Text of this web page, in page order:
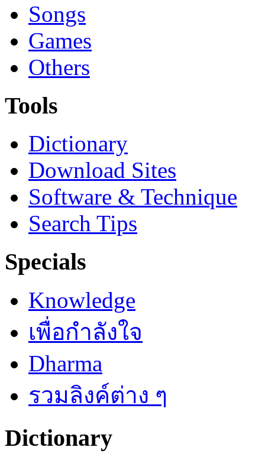
Songs
Games
Others
Tools
Dictionary
Download Sites
Software & Technique
Search Tips
Specials
Knowledge
เพื่อกำลังใจ
Dharma
รวมลิงค์ต่าง ๆ
Dictionary